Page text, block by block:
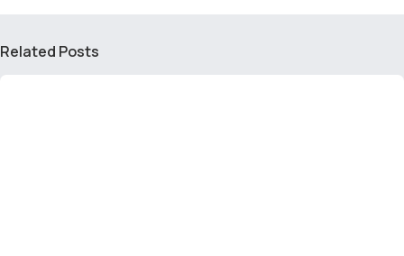
Related Posts